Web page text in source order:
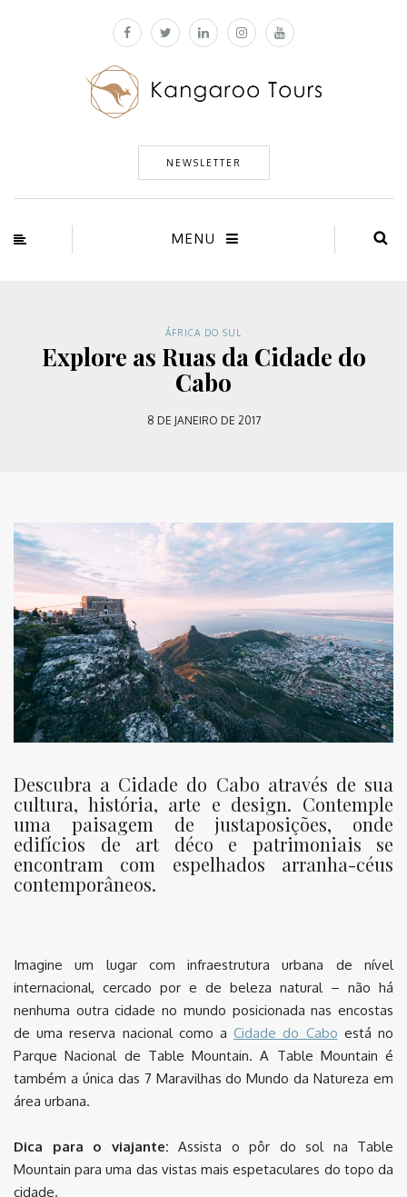
NEWSLETTER
MENU
ÁFRICA DO SUL
Explore as Ruas da Cidade do
Cabo
8 DE JANEIRO DE 2017
Descubra a Cidade do Cabo através de sua
cultura, história, arte e design. Contemple
uma paisagem de justaposições, onde
edifícios de art déco e patrimoniais se
encontram com espelhados arranha-céus
contemporâneos.
Imagine um lugar com infraestrutura urbana de nível
internacional, cercado por e de beleza natural – não há
nenhuma outra cidade no mundo posicionada nas encostas
de uma reserva nacional como aCidade do Cabo está no
Parque Nacional de Table Mountain. A Table Mountain é
também a única das 7 Maravilhas do Mundo da Natureza em
área urbana.
Dica para o viajante: Assista o pôr do sol na Table
Mountain para uma das vistas mais espetaculares do topo da
cidade.